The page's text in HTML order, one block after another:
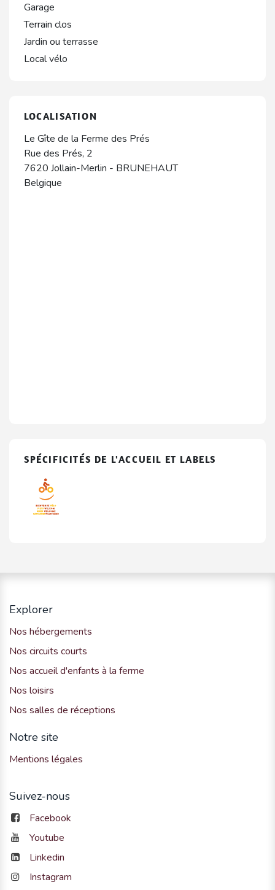
Garage
Terrain clos
Jardin ou terrasse
Local vélo
LOCALISATION
Le Gîte de la Ferme des Prés
Rue des Prés, 2
7620 Jollain-Merlin - BRUNEHAUT
Belgique
SPÉCIFICITÉS DE L'ACCUEIL ET LABELS
Explorer
Nos hébergements
Nos circuits courts
Nos accueil d'enfants à la ferme
Nos loisirs
Nos salles de réceptions
Notre site
Mentions légales
Suivez-nous
Facebook
Youtube
Linkedin
Instagram